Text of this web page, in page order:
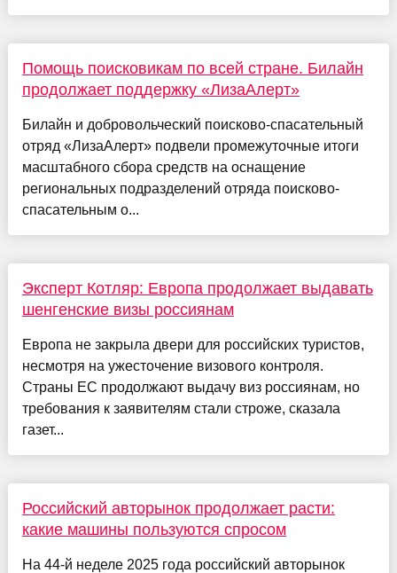
Помощь поисковикам по всей стране. Билайн
продолжает поддержку «ЛизаАлерт»
Билайн и добровольческий поисково-спасательный
отряд «ЛизаАлерт» подвели промежуточные итоги
масштабного сбора средств на оснащение
региональных подразделений отряда поисково-
спасательным о...
Эксперт Котляр: Европа продолжает выдавать
шенгенские визы россиянам
Европа не закрыла двери для российских туристов,
несмотря на ужесточение визового контроля.
Страны ЕС продолжают выдачу виз россиянам, но
требования к заявителям стали строже, сказала
газет...
Российский авторынок продолжает расти:
какие машины пользуются спросом
На 44-й неделе 2025 года российский авторынок